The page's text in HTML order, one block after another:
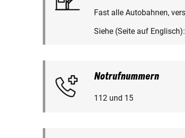
Fast alle Autobahnen,
Siehe (Seite auf Englisch):
Notrufnummern
112 und 15